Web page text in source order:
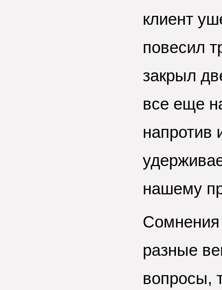
клиент
повесил
закрыл
все еще
напротив
нашему
Сомнения
разные
вопросы,